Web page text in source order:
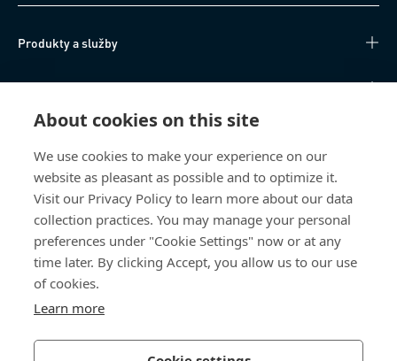
About cookies on this site
We use cookies to make your experience on our
website as pleasant as possible and to optimize it.
Visit our Privacy Policy to learn more about our data
collection practices. You may manage your personal
preferences under "Cookie Settings" now or at any
time later. By clicking Accept, you allow us to our use
of cookies.
Learn more
Produkty a služby
Technické informace
O nás
Bossard Česká republika
Tuřanka 1519/115a
627 00 Brno